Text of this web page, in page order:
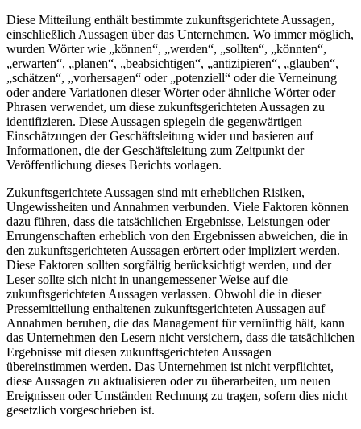
Diese Mitteilung enthält bestimmte zukunftsgerichtete Aussagen,
einschließlich Aussagen über das Unternehmen. Wo immer möglich,
wurden Wörter wie „können“, „werden“, „sollten“, „könnten“,
„erwarten“, „planen“, „beabsichtigen“, „antizipieren“, „glauben“,
„schätzen“, „vorhersagen“ oder „potenziell“ oder die Verneinung
oder andere Variationen dieser Wörter oder ähnliche Wörter oder
Phrasen verwendet, um diese zukunftsgerichteten Aussagen zu
identifizieren. Diese Aussagen spiegeln die gegenwärtigen
Einschätzungen der Geschäftsleitung wider und basieren auf
Informationen, die der Geschäftsleitung zum Zeitpunkt der
Veröffentlichung dieses Berichts vorlagen.
Zukunftsgerichtete Aussagen sind mit erheblichen Risiken,
Ungewissheiten und Annahmen verbunden. Viele Faktoren können
dazu führen, dass die tatsächlichen Ergebnisse, Leistungen oder
Errungenschaften erheblich von den Ergebnissen abweichen, die in
den zukunftsgerichteten Aussagen erörtert oder impliziert werden.
Diese Faktoren sollten sorgfältig berücksichtigt werden, und der
Leser sollte sich nicht in unangemessener Weise auf die
zukunftsgerichteten Aussagen verlassen. Obwohl die in dieser
Pressemitteilung enthaltenen zukunftsgerichteten Aussagen auf
Annahmen beruhen, die das Management für vernünftig hält, kann
das Unternehmen den Lesern nicht versichern, dass die tatsächlichen
Ergebnisse mit diesen zukunftsgerichteten Aussagen
übereinstimmen werden. Das Unternehmen ist nicht verpflichtet,
diese Aussagen zu aktualisieren oder zu überarbeiten, um neuen
Ereignissen oder Umständen Rechnung zu tragen, sofern dies nicht
gesetzlich vorgeschrieben ist.